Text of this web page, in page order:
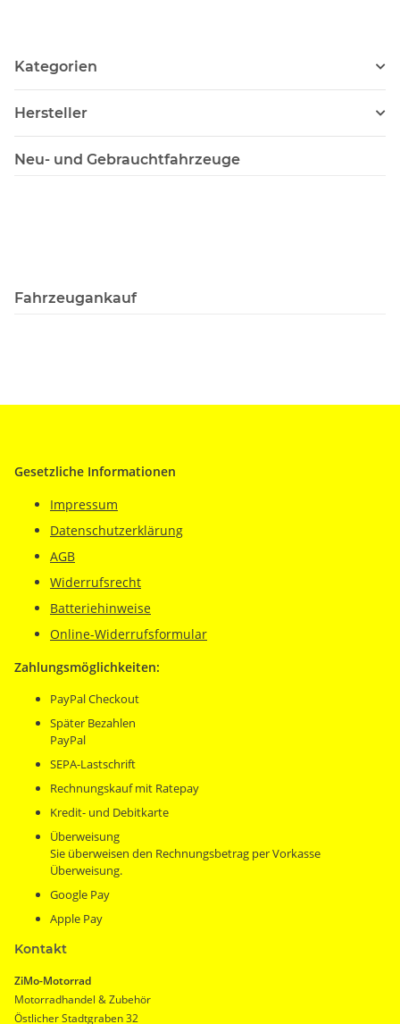
Kategorien
Hersteller
Neu- und Gebrauchtfahrzeuge
Fahrzeugankauf
Gesetzliche Informationen
Impressum
Datenschutzerklärung
AGB
Widerrufsrecht
Batteriehinweise
Online-Widerrufsformular
Zahlungsmöglichkeiten:
PayPal Checkout
Später Bezahlen
PayPal
SEPA-Lastschrift
Rechnungskauf mit Ratepay
Kredit- und Debitkarte
Überweisung
Sie überweisen den Rechnungsbetrag per Vorkasse
Überweisung.
Google Pay
Apple Pay
Kontakt
ZiMo-Motorrad
Motorradhandel & Zubehör
Östlicher Stadtgraben 32